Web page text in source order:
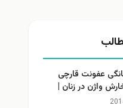
عفونت قارچی
واژن در زنان |
ایمن و کاربردی